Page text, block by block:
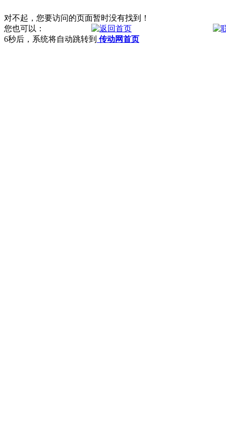
对不起，您要访问的页面暂时没有找到！
您也可以：
6秒后，系统将自动跳转到 传动网首页